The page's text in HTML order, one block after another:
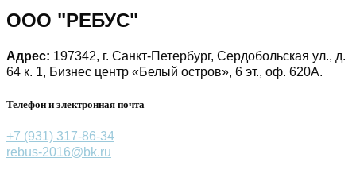
ООО "РЕБУС"
Адрес: 197342, г. Санкт-Петербург, Сердобольская ул., д.
64 к. 1, Бизнес центр «Белый остров», 6 эт., оф. 620А.
Телефон и электронная почта
+7 (931) 317-86-34
rebus-2016@bk.ru